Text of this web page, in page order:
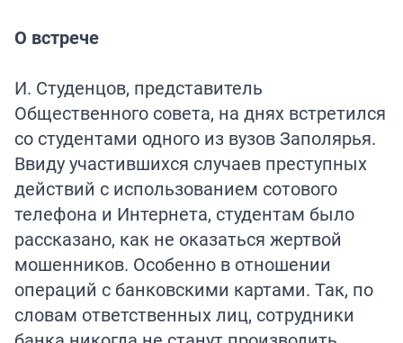
О встрече
И. Студенцов, представитель
Общественного совета, на днях встретился
со студентами одного из вузов Заполярья.
Ввиду участившихся случаев преступных
действий с использованием сотового
телефона и Интернета, студентам было
рассказано, как не оказаться жертвой
мошенников. Особенно в отношении
операций с банковскими картами. Так, по
словам ответственных лиц, сотрудники